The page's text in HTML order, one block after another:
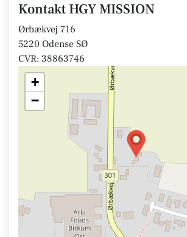
Kontakt HGY MISSION
Ørbækvej 716
5220 Odense SØ
CVR: 38863746
+
−